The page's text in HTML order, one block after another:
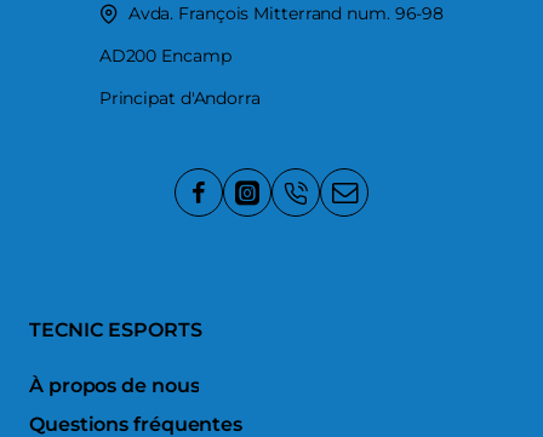
Avda. François Mitterrand num. 96-98
AD200 Encamp
Principat d'Andorra
TECNIC ESPORTS
À propos de nous
Questions fréquentes